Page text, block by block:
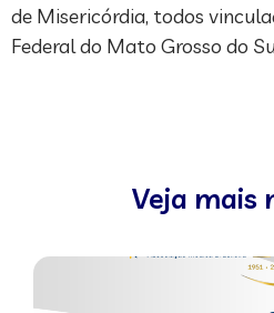
de Misericórdia, todos
Federal do Mato Grosso do
Veja mais